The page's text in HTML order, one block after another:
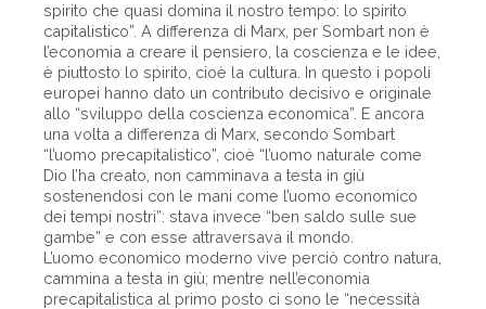
spirito che quasi domina il nostro tempo: lo spirito
capitalistico”. A differenza di Marx, per Sombart non è
l’economia a creare il pensiero, la coscienza e le idee,
è piuttosto lo spirito, cioè la cultura. In questo i popoli
europei hanno dato un contributo decisivo e originale
allo “sviluppo della coscienza economica”. E ancora
una volta a differenza di Marx, secondo Sombart
“l’uomo precapitalistico”, cioè “l’uomo naturale come
Dio l’ha creato, non camminava a testa in giù
sostenendosi con le mani come l’uomo economico
dei tempi nostri”: stava invece “ben saldo sulle sue
gambe” e con esse attraversava il mondo.
L’uomo economico moderno vive perciò contro natura,
cammina a testa in giù; mentre nell’economia
precapitalistica al primo posto ci sono le “necessità